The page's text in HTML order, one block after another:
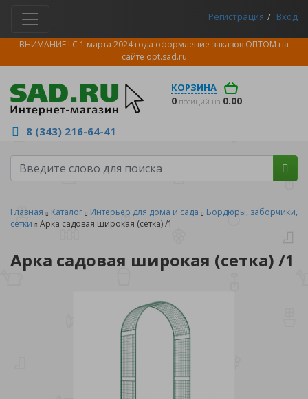
Регистрация Вход
ВНИМАНИЕ ! С 1 марта 2024 года оформление заказов ОПТОМ на
сайте opt.sad.ru
КОРЗИНА
0 позиций на 0.00
8 (343) 216-64-41
Главная Каталог Интерьер для дома и сада
Бордюры, заборчики,
сетки
Арка садовая широкая (сетка) /1
Арка садовая широкая (сетка) /1